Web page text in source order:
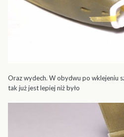
Oraz wydech. W obydwu po wklejeniu
tak już jest lepiej niż było